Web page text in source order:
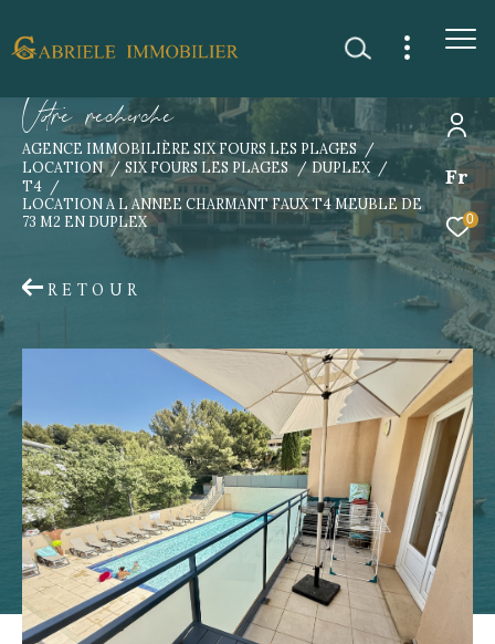
Fr
0
Vore recece
AGENCE IMMOBILIÈRE SIX FOURS LES PLAGES
LOCATION
SIX FOURS LES PLAGES
DUPLEX
T4
LOCATION A L ANNEE CHARMANT FAUX T4 MEUBLE DE
73 M2 EN DUPLEX
RETOUR